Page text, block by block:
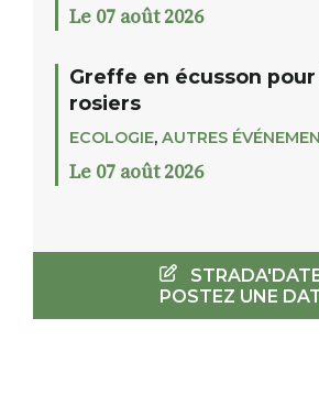
Le 07 août 2026
Greffe en écusson
rosiers
ECOLOGIE, AUTRES
Le 07 août 2026
POSTEZ UNE